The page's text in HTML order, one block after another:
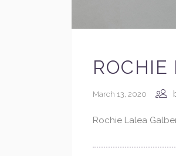
March 13, 2020
Rochie Lalea